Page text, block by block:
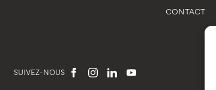
CONTACT
SUIVEZ-NOUS